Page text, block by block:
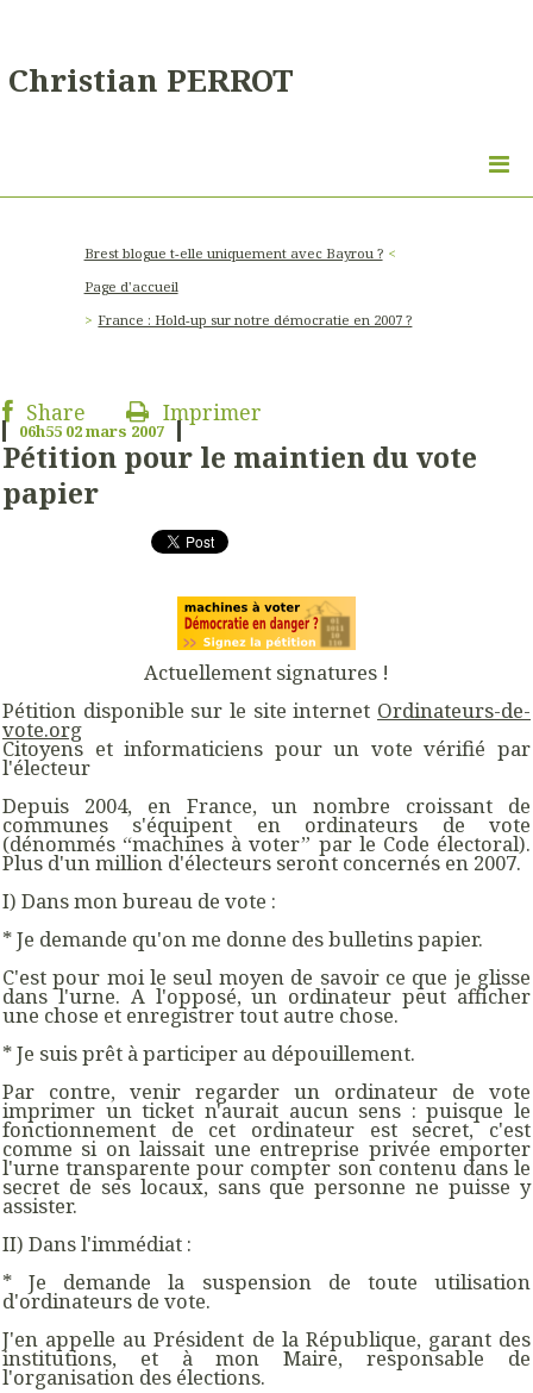
Christian PERROT
Brest blogue t-elle uniquement avec Bayrou ?
Page d'accueil
France : Hold-up sur notre démocratie en 2007 ?
Share Imprimer
06h55 02mars 2007
Pétition pour le maintien du vote
papier
Actuellement signatures !
Pétition disponible sur le site internet Ordinateurs-de-
vote.org
Citoyens et informaticiens pour un vote vérifié par
l'électeur
Depuis 2004, en France, un nombre croissant de
communes s'équipent en ordinateurs de vote
(dénommés “machines à voter” par le Code électoral).
Plus d'un million d'électeurs seront concernés en 2007.
I) Dans mon bureau de vote :
* Je demande qu'on me donne des bulletins papier.
C'est pour moi le seul moyen de savoir ce que je glisse
dans l'urne. A l'opposé, un ordinateur peut afficher
une chose et enregistrer tout autre chose.
* Je suis prêt à participer au dépouillement.
Par contre, venir regarder un ordinateur de vote
imprimer un ticket n'aurait aucun sens : puisque le
fonctionnement de cet ordinateur est secret, c'est
comme si on laissait une entreprise privée emporter
l'urne transparente pour compter son contenu dans le
secret de ses locaux, sans que personne ne puisse y
assister.
II) Dans l'immédiat :
* Je demande la suspension de toute utilisation
d'ordinateurs de vote.
J'en appelle au Président de la République, garant des
institutions, et à mon Maire, responsable de
l'organisation des élections.